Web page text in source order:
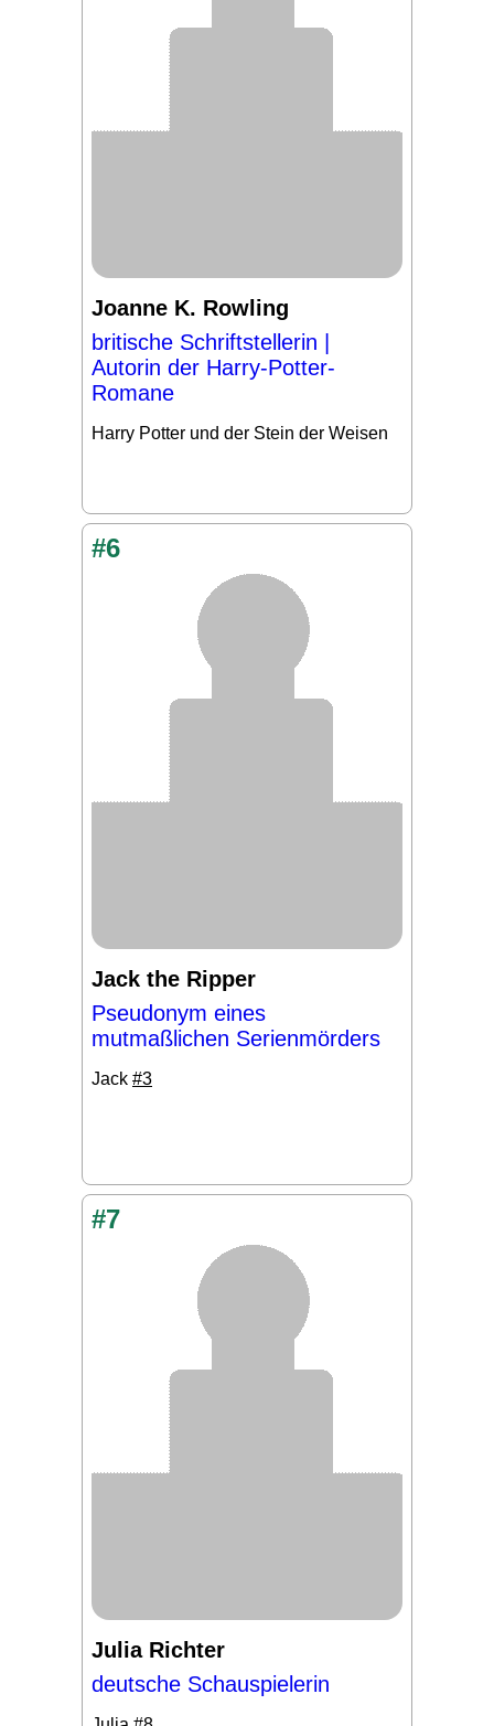
Joanne K. Rowling
britische Schriftstellerin |
Autorin der Harry-Potter-
Romane
Harry Potter und der Stein der Weisen
#6
Jack the Ripper
Pseudonym eines
mutmaßlichen Serienmörders
Jack #3
#7
Julia Richter
deutsche Schauspielerin